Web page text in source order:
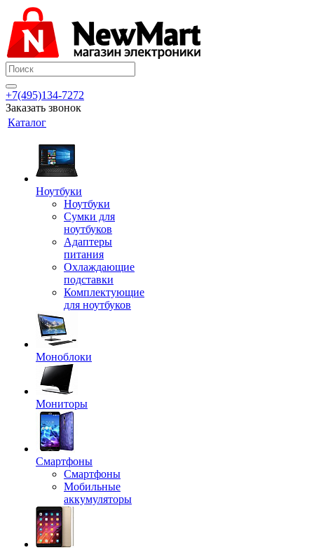
+7(495)134-7272
Заказать звонок
Каталог
Ноутбуки
Ноутбуки
Сумки для
ноутбуков
Адаптеры
питания
Охлаждающие
подставки
Комплектующие
для ноутбуков
Моноблоки
Мониторы
Смартфоны
Смартфоны
Мобильные
аккумуляторы